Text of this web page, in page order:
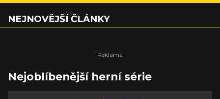
NEJNOVĚJŠÍ ČLÁNKY
Nejoblíbenější herní série